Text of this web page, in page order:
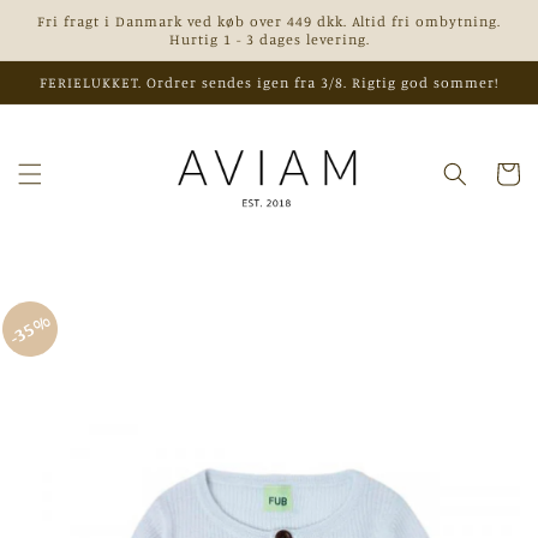
Gå til
Fri fragt i Danmark ved køb over 449 dkk. Altid fri ombytning.
Hurtig 1 - 3 dages levering.
FERIELUKKET. Ordrer sendes igen fra 3/8. Rigtig god sommer!
til35%